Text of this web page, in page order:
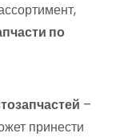
по
–
принести